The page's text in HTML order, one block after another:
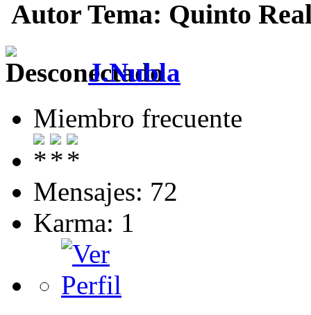
Autor Tema: Quinto
J.Nubla
Miembro frecuente
Mensajes: 72
Karma: 1